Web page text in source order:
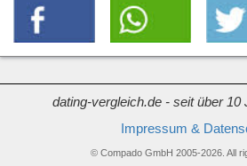
dating-vergleich.de - seit über 10
Impressum &
© Compado GmbH 2005-2026. All